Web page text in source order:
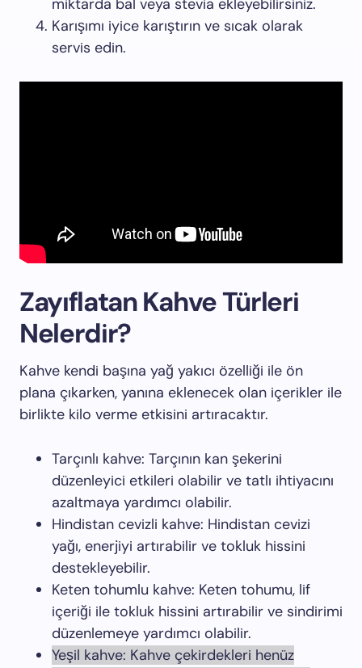
miktarda bal veya stevia ekleyebilirsiniz.
Karışımı iyice karıştırın ve sıcak olarak
servis edin.
Zayıflatan Kahve Türleri
Nelerdir?
Kahve kendi başına yağ yakıcı özelliği ile ön
plana çıkarken, yanına eklenecek olan içerikler ile
birlikte kilo verme etkisini artıracaktır.
Tarçınlı kahve: Tarçının kan şekerini
düzenleyici etkileri olabilir ve tatlı ihtiyacını
azaltmaya yardımcı olabilir.
Hindistan cevizli kahve: Hindistan cevizi
yağı, enerjiyi artırabilir ve tokluk hissini
destekleyebilir.
Keten tohumlu kahve: Keten tohumu, lif
içeriği ile tokluk hissini artırabilir ve sindirimi
düzenlemeye yardımcı olabilir.
Yeşil kahve: Kahve çekirdekleri henüz